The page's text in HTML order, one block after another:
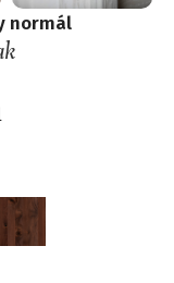
normál